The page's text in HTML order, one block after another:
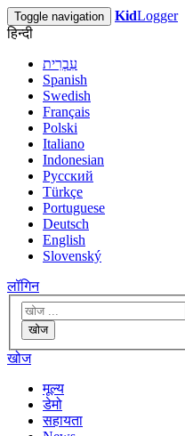
Toggle navigation KidLogger
हिन्दी
עִבְרִית
Spanish
Swedish
Français
Polski
Italiano
Indonesian
Русский
Türkçe
Portuguese
Deutsch
English
Slovenský
लॉगिन
खोज
खोज
मूल्य
डेमो
सहायता